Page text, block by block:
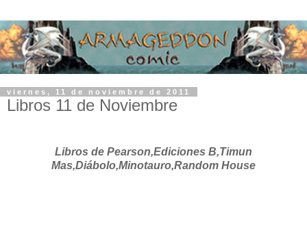
viernes, 11 de noviembre de 2011
Libros 11 de Noviembre
Libros de Pearson,Ediciones B,Timun
Mas,Diábolo,Minotauro,Random House